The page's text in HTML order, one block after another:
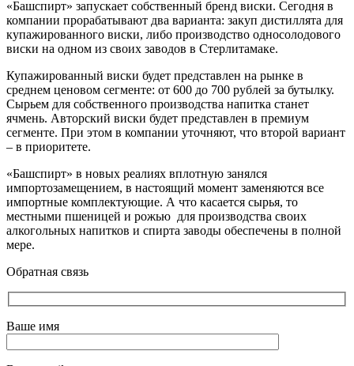
«Башспирт» запускает собственный бренд виски. Сегодня в
компании прорабатывают два варианта: закуп дистиллята для
купажированного виски, либо производство односолодового
виски на одном из своих заводов в Стерлитамаке.
Купажированный виски будет представлен на рынке в
среднем ценовом сегменте: от 600 до 700 рублей за бутылку.
Сырьем для собственного производства напитка станет
ячмень. Авторский виски будет представлен в премиум
сегменте. При этом в компании уточняют, что второй вариант
– в приоритете.
«Башспирт» в новых реалиях вплотную занялся
импортозамещением, в настоящий момент заменяются все
импортные комплектующие. А что касается сырья, то
местными пшеницей и рожью для производства своих
алкогольных напитков и спирта заводы обеспечены в полной
мере.
Обратная связь
Ваше имя